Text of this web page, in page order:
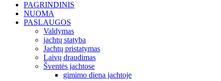
PAGRINDINIS
NUOMA
PASLAUGOS
Valdymas
jachtų statyba
Jachtų pristatymas
Laivų draudimas
Šventės jachtose
gimimo diena jachtoje